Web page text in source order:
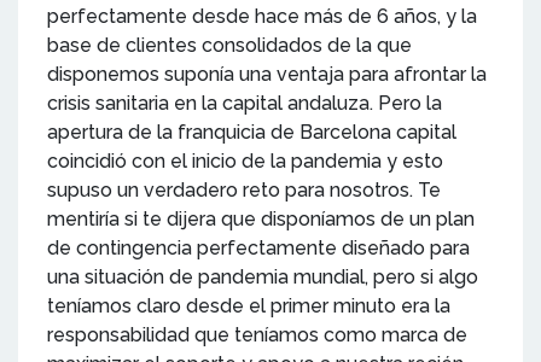
perfectamente desde hace más de 6 años, y la
base de clientes consolidados de la que
disponemos suponía una ventaja para afrontar la
crisis sanitaria en la capital andaluza. Pero la
apertura de la franquicia de Barcelona capital
coincidió con el inicio de la pandemia y esto
supuso un verdadero reto para nosotros. Te
mentiría si te dijera que disponíamos de un plan
de contingencia perfectamente diseñado para
una situación de pandemia mundial, pero si algo
teníamos claro desde el primer minuto era la
responsabilidad que teníamos como marca de